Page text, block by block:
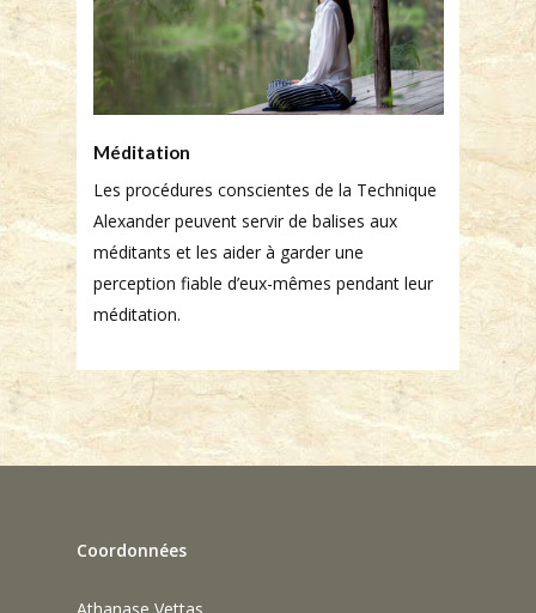
Méditation
Les procédures conscientes de la Technique
Alexander peuvent servir de balises aux
méditants et les aider à garder une
perception fiable d’eux-mêmes pendant leur
méditation.
Coordonnées